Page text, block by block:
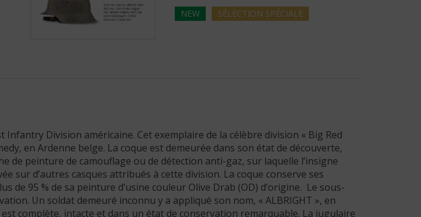
NEW SÉLECTION SPÉCIALE
Division américaine. Cet exemplaire de la célèbre division « Big Red
en Ardenne belge. La coque est demeurée dans son état de découverte,
peinture de camouflage ou de détection anti-gaz, sur laquelle l’insigne
sur d’autres casques attribués à cette division. La coque conserve ses
de 95 % de sa peinture d’usine couleur Olive Drab (OD) d’origine. Le sous-
Un soldat demeuré inconnu y a appliqué son nom, « ALBRIGHT », en
complète, intacte et dans un état de conservation remarquable. La jugulaire